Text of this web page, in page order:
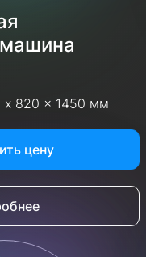
x 820 x 1450 мм
цену